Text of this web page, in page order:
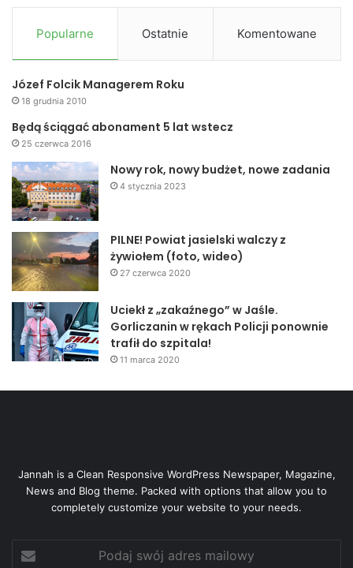
Popularne Ostatnie Komentowane
Józef Folcik Managerem Roku
18 grudnia 2010
Będą ściągać abonament 5 lat wstecz
25 czerwca 2016
Nowy rok, nowy budżet, nowe zadania
4 stycznia 2023
PILNE! Powiat jasielski walczy z
żywiołem (foto, wideo)
27 czerwca 2020
Uciekł z „zakaźnego” w Jaśle.
Gorliczanin w rękach Policji ponownie
trafił do szpitala!
11 marca 2020
Jannah is a Clean Responsive WordPress Newspaper, Magazine,
News and Blog theme. Packed with options that allow you to
completely customize your website to your needs.
swój